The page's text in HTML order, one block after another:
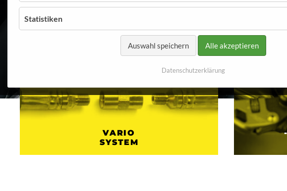
Startseite Programm Ringfitting Ringfitting 001
VARIO
SYSTEM
Statistiken
Auswahl speichern Alle akzeptieren
Datenschutzerklärung